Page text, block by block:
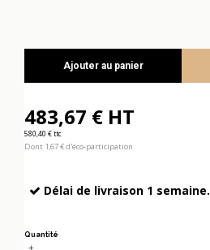
Ajouter au panier
483,67 € HT
580,40 € ttc
Dont 1,67 € d'éco-participation
Délai de livraison 1 semaine.
Quantité